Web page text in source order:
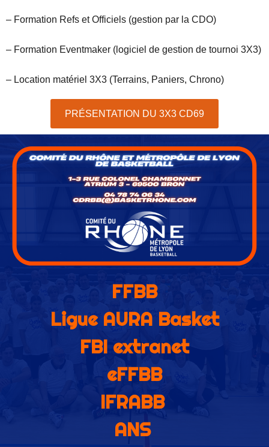
– Formation Refs et Officiels (gestion par la CDO)
– Formation Eventmaker (logiciel de gestion de tournoi 3X3)
– Location matériel 3X3 (Terrains, Paniers, Chrono)
PRÉSENTATION DU 3X3 CD69
FFBB
Ligue AURA Basket
FBI extranet
eFFBB
IFRABB
ANS